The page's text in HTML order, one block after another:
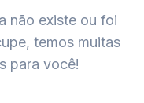
não existe ou foi
temos muitas
para você!